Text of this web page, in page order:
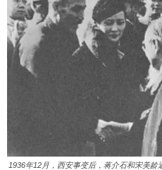
1936年12月，西安事变后，蒋介石和宋美